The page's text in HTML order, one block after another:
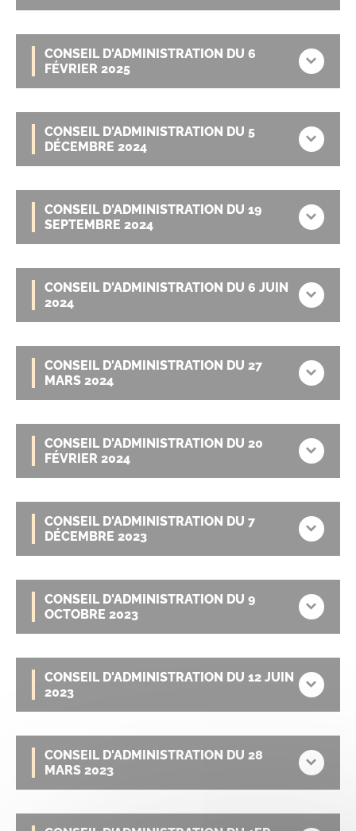
CONSEIL D'ADMINISTRATION DU 6
FÉVRIER 2025
CONSEIL D'ADMINISTRATION DU 5
DÉCEMBRE 2024
CONSEIL D'ADMINISTRATION DU 19
SEPTEMBRE 2024
CONSEIL D'ADMINISTRATION DU 6 JUIN
2024
CONSEIL D'ADMINISTRATION DU 27
MARS 2024
CONSEIL D'ADMINISTRATION DU 20
FÉVRIER 2024
CONSEIL D'ADMINISTRATION DU 7
DÉCEMBRE 2023
CONSEIL D'ADMINISTRATION DU 9
OCTOBRE 2023
CONSEIL D'ADMINISTRATION DU 12 JUIN
2023
CONSEIL D'ADMINISTRATION DU 28
MARS 2023